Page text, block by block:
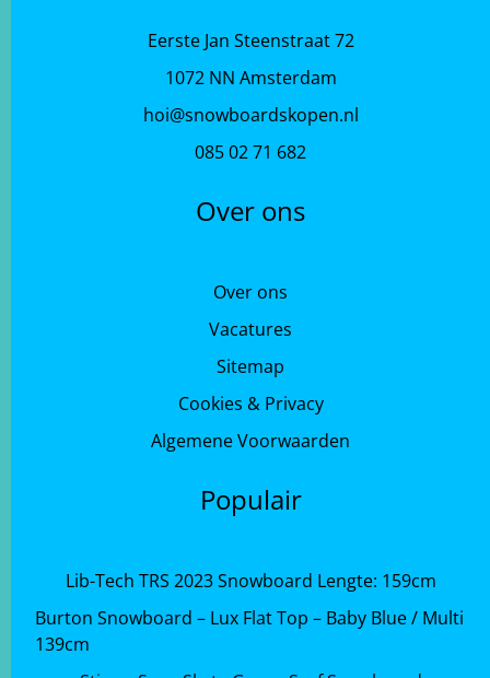
Eerste Jan Steenstraat 72
1072 NN Amsterdam
hoi@snowboardskopen.nl
085 02 71 682
Over ons
Over ons
Vacatures
Sitemap
Cookies & Privacy
Algemene Voorwaarden
Populair
Lib-Tech TRS 2023 Snowboard Lengte: 159cm
Burton Snowboard – Lux Flat Top – Baby Blue / Multi
139cm